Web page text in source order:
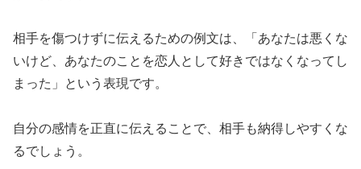
相手を傷つけずに伝えるための例文は、「あなたは悪くな
いけど、あなたのことを恋人として好きではなくなってし
まった」という表現です。
自分の感情を正直に伝えることで、相手も納得しやすくな
るでしょう。